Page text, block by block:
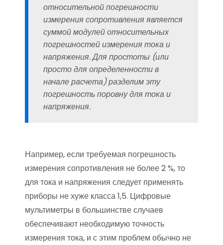
относительной погрешности
измерения сопротивления является
суммой модулей относительных
погрешностей измерения тока и
напряжения. Для простоты (или
просто для определенности в
начале расчета) разделим эту
погрешность поровну для тока и
напряжения.
Например, если требуемая погрешность
измерения сопротивления не более 2 %, то
для тока и напряжения следует применять
приборы не хуже класса 1,5. Цифровые
мультиметры в большинстве случаев
обеспечивают необходимую точность
измерения тока, и с этим проблем обычно не